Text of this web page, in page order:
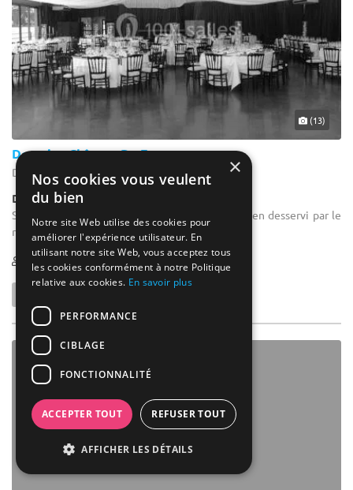
(13)
Domaine Château Du Faucon
Donchery - Ardennes (08)
Demeure de caractère / Domaine
Salle de séminaire : A la campagne, mais très bien desservi par le
réseau autoroutier.
3-250 57 max
×
Nos cookies vous veulent
du bien
Notre site Web utilise des cookies pour
améliorer l'expérience utilisateur. En
utilisant notre site Web, vous acceptez tous
les cookies conformément à notre Politique
relative aux cookies. En savoir plus
PERFORMANCE
CIBLAGE
FONCTIONNALITÉ
ACCEPTER TOUT REFUSER TOUT
AFFICHER LES DÉTAILS